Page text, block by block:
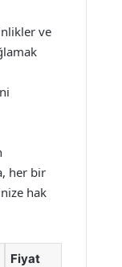
ve
her bir
hak
Fiyat